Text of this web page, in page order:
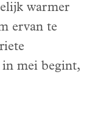
warmer
ervan te
mei begint,